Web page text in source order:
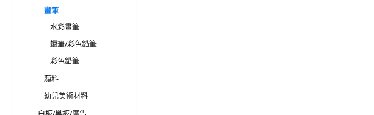
畫筆
水彩畫筆
蠟筆/彩色鉛筆
彩色鉛筆
顏料
幼兒美術材料